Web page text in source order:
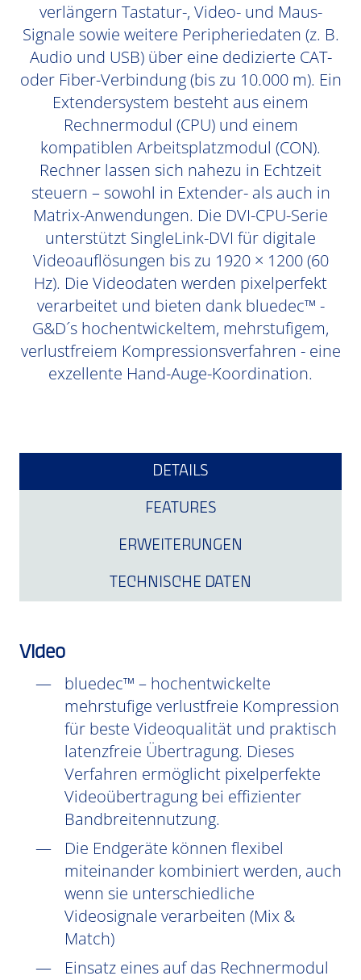
verlängern Tastatur-, Video- und Maus-
Signale sowie weitere Peripheriedaten (z. B.
Audio und USB) über eine dedizierte CAT-
oder Fiber-Verbindung (bis zu 10.000 m). Ein
Extendersystem besteht aus einem
Rechnermodul (CPU) und einem
kompatiblen Arbeitsplatzmodul (CON).
Rechner lassen sich nahezu in Echtzeit
steuern – sowohl in Extender- als auch in
Matrix-Anwendungen. Die DVI-CPU-Serie
unterstützt SingleLink-DVI für digitale
Videoauflösungen bis zu 1920 × 1200 (60
Hz). Die Videodaten werden pixelperfekt
verarbeitet und bieten dank bluedec™ -
G&D´s hochentwickeltem, mehrstufigem,
verlustfreiem Kompressionsverfahren - eine
exzellente Hand-Auge-Koordination.
DETAILS
FEATURES
ERWEITERUNGEN
TECHNISCHE DATEN
Video
bluedec™ – hochentwickelte
mehrstufige verlustfreie Kompression
für beste Videoqualität und praktisch
latenzfreie Übertragung. Dieses
Verfahren ermöglicht pixelperfekte
Videoübertragung bei effizienter
Bandbreitennutzung.
Die Endgeräte können flexibel
miteinander kombiniert werden, auch
wenn sie unterschiedliche
Videosignale verarbeiten (Mix &
Match)
Einsatz eines auf das Rechnermodul